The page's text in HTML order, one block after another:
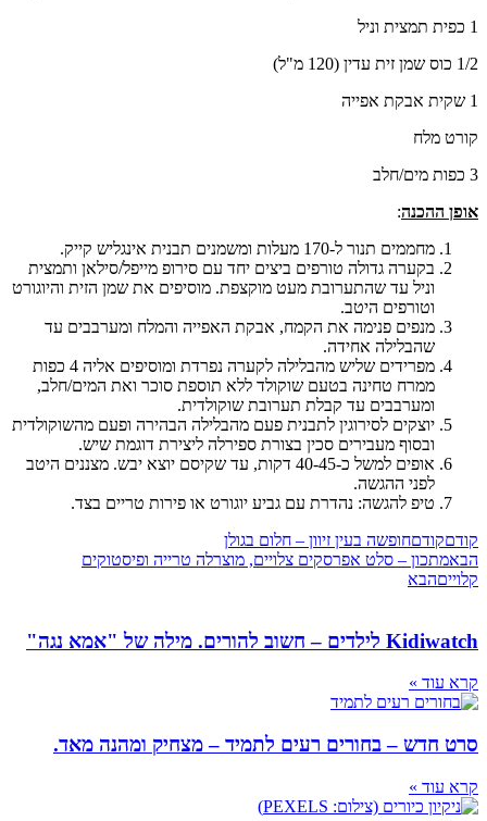
1 כפית תמצית וניל
1/2 כוס שמן זית עדין (120 מ"ל)
1 שקית אבקת אפייה
קורט מלח
3 כפות מים/חלב
אופן ההכנה:
מחממים תנור ל-170 מעלות ומשמנים תבנית אינגליש קייק.
בקערה גדולה טורפים ביצים יחד עם סירופ מייפל/סילאן ותמצית
וניל עד שהתערובת מעט מוקצפת. מוסיפים את שמן הזית והיוגורט
וטורפים היטב.
מנפים פנימה את הקמח, אבקת האפייה והמלח ומערבבים עד
שהבלילה אחידה.
מפרידים שליש מהבלילה לקערה נפרדת ומוסיפים אליה 4 כפות
ממרח טחינה בטעם שוקולד ללא תוספת סוכר ואת המים/חלב,
ומערבבים עד קבלת תערובת שוקולדית.
יוצקים לסירוגין לתבנית פעם מהבלילה הבהירה ופעם מהשוקולדית
ובסוף מעבירים סכין בצורת ספירלה ליצירת דוגמת שיש.
אופים למשל כ-40-45 דקות, עד שקיסם יוצא יבש. מצננים היטב
לפני ההגשה.
טיפ להגשה: נהדרת עם גביע יוגורט או פירות טריים בצד.
קודםקודםחופשה בעין זיוון – חלום בגולן
הבאמתכון – סלט אפרסקים צלויים, מוצרלה טרייה ופיסטוקים
קלוייםהבא
Kidiwatch לילדים – חשוב להורים. מילה של "אמא נגה"
קרא עוד »
סרט חדש – בחורים רעים לתמיד – מצחיק ומהנה מאד.
קרא עוד »